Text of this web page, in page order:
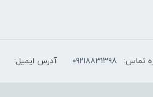
تماس: 09218831398 آدرس ایمیل: